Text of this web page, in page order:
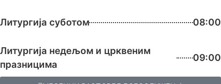
Литургија суботом 08:00
Литургија недељом и црквеним
празницима
09:00